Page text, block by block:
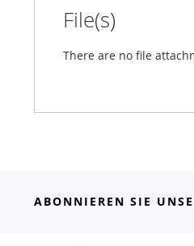
File(s)
There are no file
ABONNIEREN SIE